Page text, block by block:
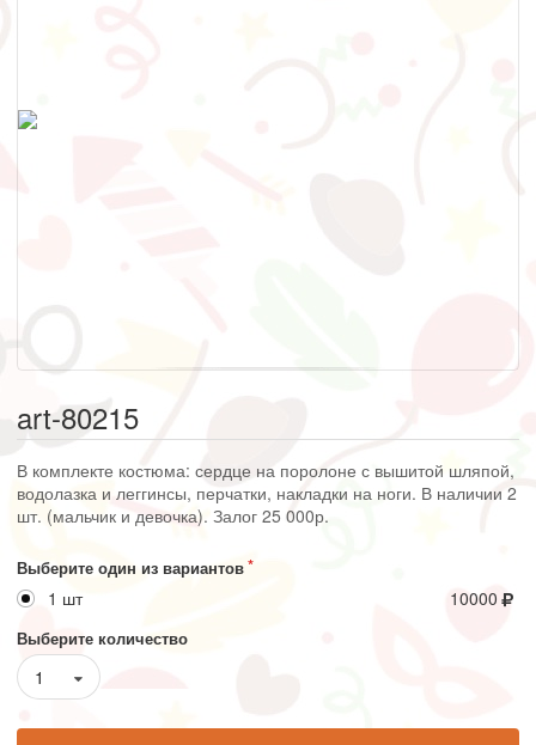
art-80215
В комплекте костюма: сердце на поролоне с вышитой шляпой,
водолазка и леггинсы, перчатки, накладки на ноги. В наличии 2
шт. (мальчик и девочка). Залог 25 000р.
Выберите один из вариантов
1 шт 10000
Выберите количество
1